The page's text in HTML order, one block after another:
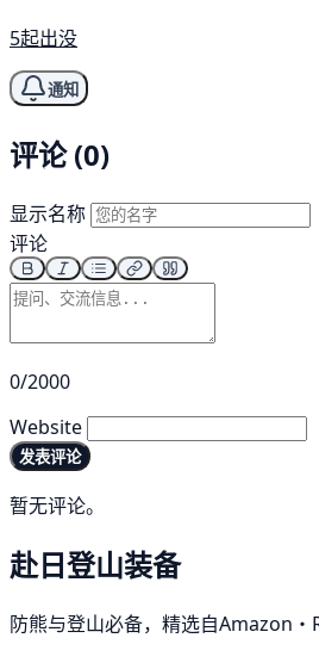
5起出没
通知
评论 (0)
显示名称
评论
0/2000
Website
发表评论
暂无评论。
赴日登山装备
防熊与登山必备，精选自Amazon・